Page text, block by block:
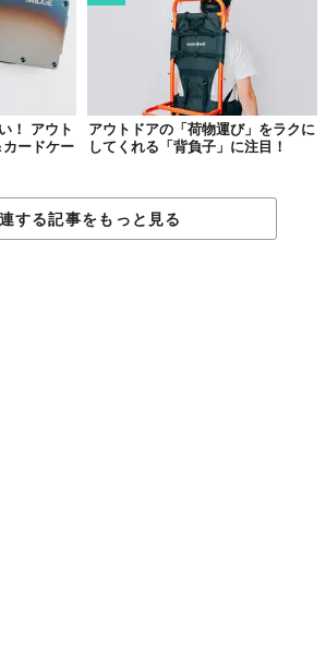
！ アウト
カードケー
アウトドアの「荷物運び」をラクに
してくれる「背負子」に注目！
する記事をもっと見る